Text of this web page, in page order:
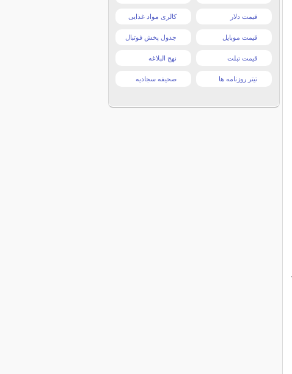
قیمت دلار کالری مواد غذایی
قیمت موبایل جدول پخش فوتبال
قیمت تبلت نهج البلاغه
تیتر روزنامه ها صحیفه سجادیه